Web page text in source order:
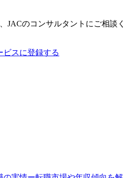
JACのコンサルタントにご相談く
ビスに登録する